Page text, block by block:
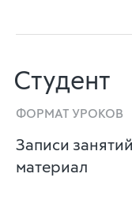
Студент
ФОРМАТ УРОКОВ
Записи
материал